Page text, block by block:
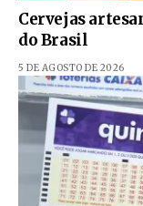
Cervejas
do Brasil
5 DE AGOSTO DE 2026